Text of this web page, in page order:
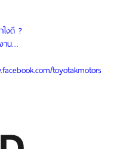
งดี ?
าน…
toyotakmotors